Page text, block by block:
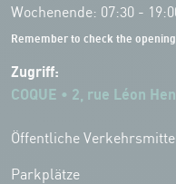
Wochenende: 07:30 -
Remember to check the
Zugriff:
COQUE • 2, rue Léon
Öffentliche
Parkplätze